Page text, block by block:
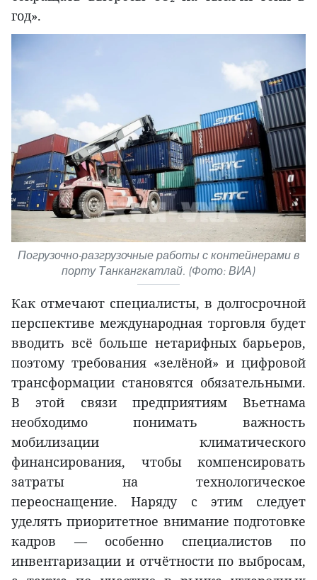
год».
Погрузочно-разгрузочные работы с контейнерами в
порту Танкангкатлай. (Фото: ВИА)
Как отмечают специалисты, в долгосрочной
перспективе международная торговля будет
вводить всё больше нетарифных барьеров,
поэтому требования «зелёной» и цифровой
трансформации становятся обязательными.
В этой связи предприятиям Вьетнама
необходимо понимать важность
мобилизации климатического
финансирования, чтобы компенсировать
затраты на технологическое
переоснащение. Наряду с этим следует
уделять приоритетное внимание подготовке
кадров — особенно специалистов по
инвентаризации и отчётности по выбросам,